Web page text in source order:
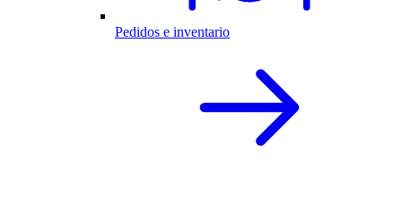
Pedidos e inventario